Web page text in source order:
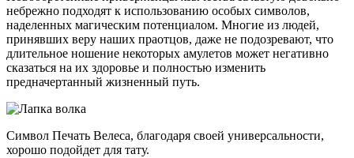
небрежно подходят к использованию особых символов,
наделенных магическим потенциалом. Многие из людей,
принявших веру наших праотцов, даже не подозревают, что
длительное ношение некоторых амулетов может негативно
сказаться на их здоровье и полностью изменить
предначертанный жизненный путь.
Символ Печать Велеса, благодаря своей универсальности,
хорошо подойдет для тату.